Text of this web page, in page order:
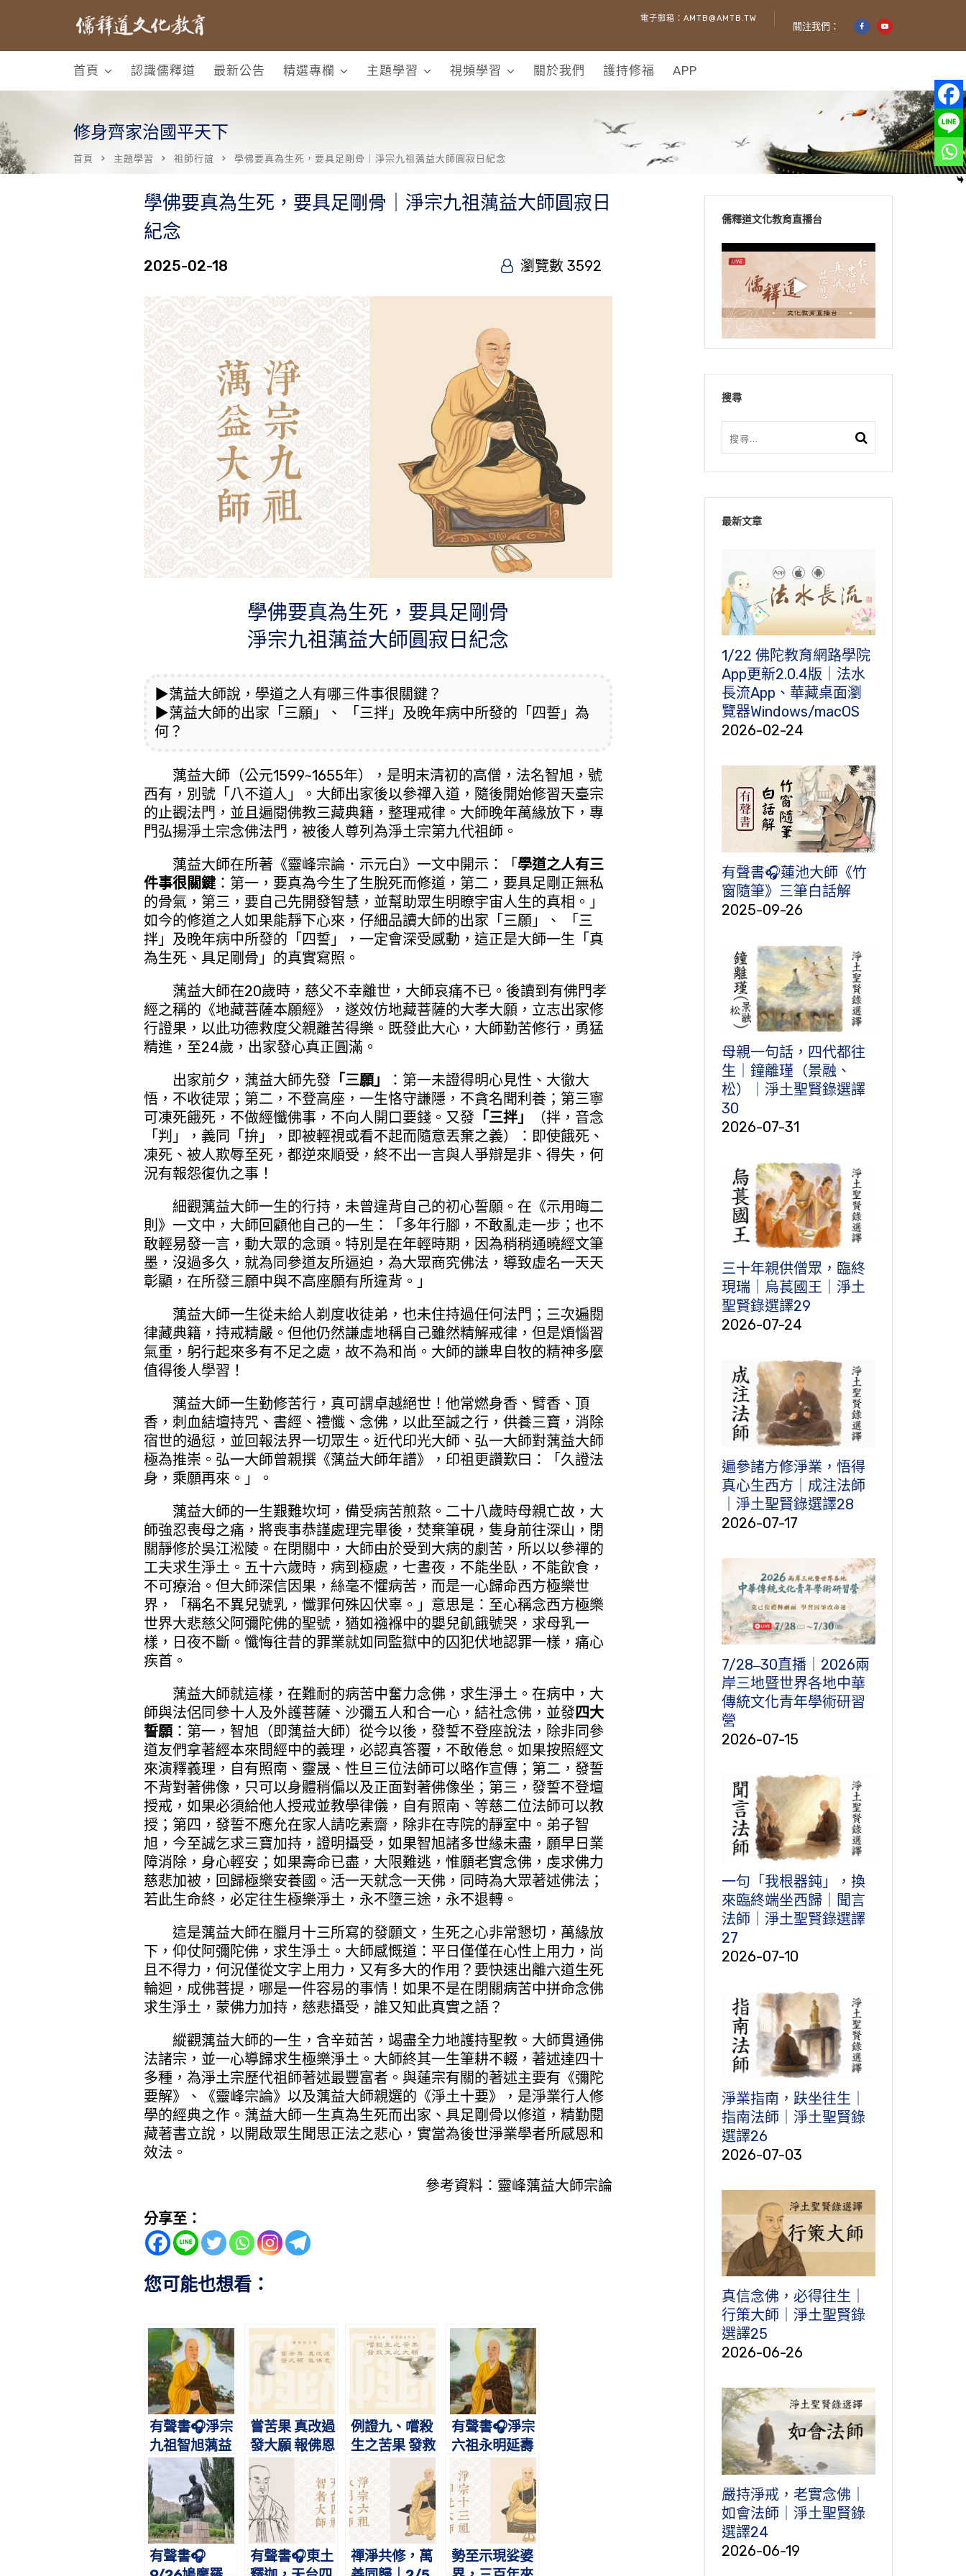
電子郵箱：AMTB@AMTB.TW
關注我們：
首頁 認識儒釋道 最新公告 精選專欄 主題學習 視頻學習 關於我們 護持修福 APP
修身齊家治國平天下
首頁 主題學習 祖師行誼 學佛要真為生死，要具足剛骨｜淨宗九祖蕅益大師圓寂日紀念
學佛要真為生死，要具足剛骨｜淨宗九祖蕅益大師圓寂日
紀念
2025-02-18 瀏覽數 3592
學佛要真為生死，要具足剛骨
淨宗九祖蕅益大師圓寂日紀念
▶蕅益大師說，學道之人有哪三件事很關鍵？
▶蕅益大師的出家「三願」、 「三拌」及晚年病中所發的「四誓」為
何？
蕅益大師（公元1599~1655年），是明末清初的高僧，法名智旭，號
西有，別號「八不道人」。大師出家後以參禪入道，隨後開始修習天臺宗
的止觀法門，並且遍閱佛教三藏典籍，整理戒律。大師晚年萬緣放下，專
門弘揚淨土宗念佛法門，被後人尊列為淨土宗第九代祖師。
蕅益大師在所著《靈峰宗論．示元白》一文中開示：「 學道之人有三
件事很關鍵：第一，要真為今生了生脫死而修道，第二，要具足剛正無私
的骨氣，第三，要自己先開發智慧，並幫助眾生明瞭宇宙人生的真相。」
如今的修道之人如果能靜下心來，仔細品讀大師的出家「三願」、 「三
拌」及晚年病中所發的「四誓」，一定會深受感動，這正是大師一生「真
為生死、具足剛骨」的真實寫照。
蕅益大師在20歲時，慈父不幸離世，大師哀痛不已。後讀到有佛門孝
經之稱的《地藏菩薩本願經》，遂效仿地藏菩薩的大孝大願，立志出家修
行證果，以此功德救度父親離苦得樂。既發此大心，大師勤苦修行，勇猛
精進，至24歲，出家發心真正圓滿。
出家前夕，蕅益大師先發 「三願」
：第一未證得明心見性、大徹大
悟，不收徒眾；第二，不登高座，一生恪守謙隱，不貪名聞利養；第三寧
可凍死餓死，不做經懺佛事，不向人開口要錢。又發 「三拌」
（拌，音念
「判」，義同「拚」，即被輕視或看不起而隨意丟棄之義）：即使餓死、
凍死、被人欺辱至死，都逆來順受，終不出一言與人爭辯是非、得失，何
況有報怨復仇之事！
細觀蕅益大師一生的行持，未曾違背自己的初心誓願。在《示用晦二
則》一文中，大師回顧他自己的一生：「多年行腳，不敢亂走一步；也不
敢輕易發一言，動大眾的念頭。特別是在年輕時期，因為稍稍通曉經文筆
墨，沒過多久，就為同參道友所逼迫，為大眾商究佛法，導致虛名一天天
彰顯，在所發三願中與不高座願有所違背。」
蕅益大師一生從未給人剃度收徒弟，也未住持過任何法門；三次遍閱
律藏典籍，持戒精嚴。但他仍然謙虛地稱自己雖然精解戒律，但是煩惱習
氣重，躬行起來多有不足之處，故不為和尚。大師的謙卑自牧的精神多麼
值得後人學習！
蕅益大師一生勤修苦行，真可謂卓越絕世！他常燃身香、臂香、頂
香，刺血結壇持咒、書經、禮懺、念佛，以此至誠之行，供養三寶，消除
宿世的過愆，並回報法界一切眾生。近代印光大師、弘一大師對蕅益大師
極為推崇。弘一大師曾親撰《蕅益大師年譜》，印祖更讚歎曰：「久證法
身，乘願再來。」。
蕅益大師的一生艱難坎坷，備受病苦煎熬。二十八歲時母親亡故，大
師強忍喪母之痛，將喪事恭謹處理完畢後，焚棄筆硯，隻身前往深山，閉
關靜修於吳江淞陵。在閉關中，大師由於受到大病的劇苦，所以以參禪的
工夫求生淨土。五十六歲時，病到極處，七晝夜，不能坐臥，不能飲食，
不可療治。但大師深信因果，絲毫不懼病苦，而是一心歸命西方極樂世
界，「稱名不異兒號乳，懺罪何殊囚伏辜。」意思是：至心稱念西方極樂
世界大悲慈父阿彌陀佛的聖號，猶如襁褓中的嬰兒飢餓號哭，求母乳一
樣，日夜不斷。懺悔往昔的罪業就如同監獄中的囚犯伏地認罪一樣，痛心
疾首。
蕅益大師就這樣，在難耐的病苦中奮力念佛，求生淨土。在病中，大
師與法侶同參十人及外護菩薩、沙彌五人和合一心，結社念佛，並發 四大
誓願：第一，智旭（即蕅益大師）從今以後，發誓不登座說法，除非同參
道友們拿著經本來問經中的義理，必認真答覆，不敢倦怠。如果按照經文
來演釋義理，自有照南、靈晟、性旦三位法師可以略作宣傳；第二，發誓
不背對著佛像，只可以身體稍偏以及正面對著佛像坐；第三，發誓不登壇
授戒，如果必須給他人授戒並教學律儀，自有照南、等慈二位法師可以教
授；第四，發誓不應允在家人請吃素齋，除非在寺院的靜室中。弟子智
旭，今至誠乞求三寶加持，證明攝受，如果智旭諸多世緣未盡，願早日業
障消除，身心輕安；如果壽命已盡，大限難逃，惟願老實念佛，虔求佛力
慈悲加被，回歸極樂安養國。活一天就念一天佛，同時為大眾著述佛法；
若此生命終，必定往生極樂淨土，永不墮三途，永不退轉。
這是蕅益大師在臘月十三所寫的發願文，生死之心非常懇切，萬緣放
下，仰仗阿彌陀佛，求生淨土。大師感慨道：平日僅僅在心性上用力，尚
且不得力，何況僅從文字上用力，又有多大的作用？要快速出離六道生死
輪迴，成佛菩提，哪是一件容易的事情！如果不是在閉關病苦中拼命念佛
求生淨土，蒙佛力加持，慈悲攝受，誰又知此真實之語？
縱觀蕅益大師的一生，含辛茹苦，竭盡全力地護持聖教。大師貫通佛
法諸宗，並一心導歸求生極樂淨土。大師終其一生筆耕不輟，著述達四十
多種，為淨土宗歷代祖師著述最豐富者。與蓮宗有關的著述主要有《彌陀
要解》、《靈峰宗論》以及蕅益大師親選的《淨土十要》，是淨業行人修
學的經典之作。蕅益大師一生真為生死而出家、具足剛骨以修道，精勤閱
藏著書立說，以開啟眾生聞思正法之悲心，實當為後世淨業學者所感恩和
效法。
參考資料：靈峰蕅益大師宗論
分享至：
您可能也想看：
有聲書🎧淨宗
九祖智旭蕅益
大師略傳｜遍
閱經藏，總歸
念佛
嘗苦果 真改過
發大願 報佛恩
例證九、嚐殺
生之苦果 發救
有聲書🎧淨宗
六祖永明延壽
大師略傳｜萬
善莊嚴淨土
有聲書🎧
有聲書🎧東土
禪淨共修，萬
勢至示現娑婆
儒釋道文化教育直播台
搜尋
最新文章
1/22 佛陀教育網路學院
App更新2.0.4版｜法水
長流App、華藏桌面瀏
覽器Windows/macOS
2026-02-24
有聲書🎧蓮池大師《竹
窗隨筆》三筆白話解
2025-09-26
母親一句話，四代都往
生｜鐘離瑾（景融、
松）｜淨土聖賢錄選譯
30
2026-07-31
三十年親供僧眾，臨終
現瑞｜烏萇國王｜淨土
聖賢錄選譯29
2026-07-24
遍參諸方修淨業，悟得
真心生西方｜成注法師
｜淨土聖賢錄選譯28
2026-07-17
7/28‒30直播｜2026兩
岸三地暨世界各地中華
傳統文化青年學術研習
營
2026-07-15
一句「我根器鈍」，換
來臨終端坐西歸｜聞言
法師｜淨土聖賢錄選譯
27
2026-07-10
淨業指南，趺坐往生｜
指南法師｜淨土聖賢錄
選譯26
2026-07-03
真信念佛，必得往生｜
行策大師｜淨土聖賢錄
選譯25
2026-06-26
嚴持淨戒，老實念佛｜
如會法師｜淨土聖賢錄
選譯24
2026-06-19